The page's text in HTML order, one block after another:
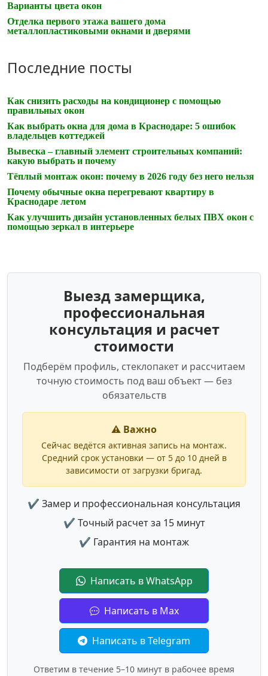
Варианты цвета окон
Отделка первого этажа вашего дома
металлопластиковыми окнами и дверями
Последние посты
Как снизить расходы на кондиционер с помощью
правильных окон
Как выбрать окна для дома в Краснодаре: 5 ошибок
владельцев коттеджей
Вывеска – главный элемент строительных компаний:
какую выбрать и почему
Тёплый монтаж окон: почему в 2026 году без него нельзя
Почему обычные окна перегревают квартиру в
Краснодаре летом
Как улучшить дизайн установленных белых ПВХ окон с
помощью зеркал в интерьере
Выезд замерщика,
профессиональная
консультация и расчет
стоимости
Подберём профиль, стеклопакет и рассчитаем
точную стоимость под ваш объект — без
обязательств
⚠️ Важно
Сейчас ведётся активная запись на монтаж.
Средний срок установки — от 5 до 10 дней в
зависимости от загрузки бригад.
✔ Замер и профессиональная консультация
✔ Точный расчет за 15 минут
✔ Гарантия на монтаж
Написать в WhatsApp
Написать в Max
Написать в Telegram
Ответим в течение 5–10 минут в рабочее время